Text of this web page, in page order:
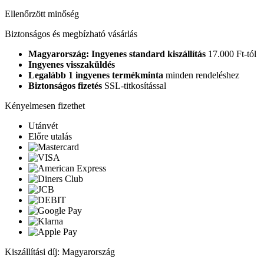
Ellenőrzött minőség
Biztonságos és megbízható vásárlás
Magyarország: Ingyenes standard kiszállítás 17.000 Ft-tól
Ingyenes visszaküldés
Legalább 1 ingyenes termékminta minden rendeléshez
Biztonságos fizetés SSL-titkosítással
Kényelmesen fizethet
Utánvét
Előre utalás
Kiszállítási díj: Magyarország